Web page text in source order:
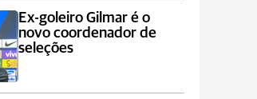
Ex-goleiro Gilmar é o
novo coordenador de
seleções